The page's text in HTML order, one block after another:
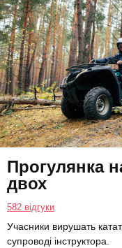
Прогулянка
двох
582 відгуки
Учасники вирушать
супроводі інструктора.